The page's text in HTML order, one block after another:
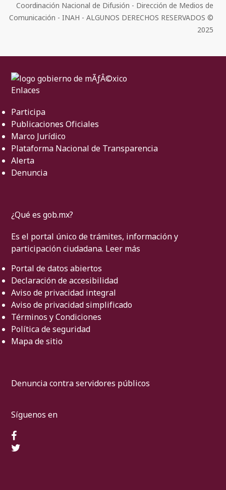
Coordinación Nacional de Difusión - Dirección de Medios de
Comunicación - INAH - ALGUNOS DERECHOS RESERVADOS ©
2025
Enlaces
Participa
Publicaciones Oficiales
Marco Jurídico
Plataforma Nacional de Transparencia
Alerta
Denuncia
¿Qué es gob.mx?
Es el portal único de trámites, información y
participación ciudadana. Leer más
Portal de datos abiertos
Declaración de accesibilidad
Aviso de privacidad integral
Aviso de privacidad simplificado
Términos y Condiciones
Política de seguridad
Mapa de sitio
Denuncia contra servidores públicos
Síguenos en